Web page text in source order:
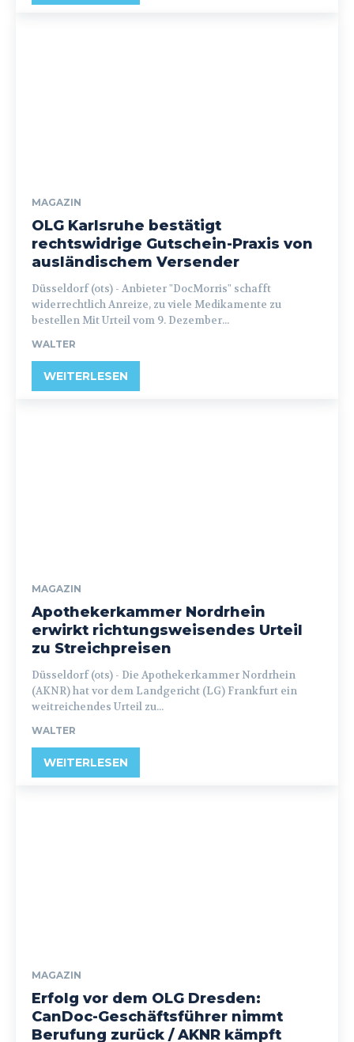
MAGAZIN
OLG Karlsruhe bestätigt
rechtswidrige Gutschein-Praxis von
ausländischem Versender
Düsseldorf (ots) - Anbieter "DocMorris" schafft
widerrechtlich Anreize, zu viele Medikamente zu
bestellen Mit Urteil vom 9. Dezember...
WALTER
WEITERLESEN
MAGAZIN
Apothekerkammer Nordrhein
erwirkt richtungsweisendes Urteil
zu Streichpreisen
Düsseldorf (ots) - Die Apothekerkammer Nordrhein
(AKNR) hat vor dem Landgericht (LG) Frankfurt ein
weitreichendes Urteil zu...
WALTER
WEITERLESEN
MAGAZIN
Erfolg vor dem OLG Dresden:
CanDoc-Geschäftsführer nimmt
Berufung zurück / AKNR kämpft